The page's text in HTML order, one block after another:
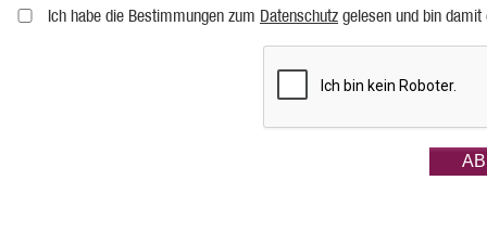
Ich habe die Bestimmungen zum Datenschutz gelesen und bin